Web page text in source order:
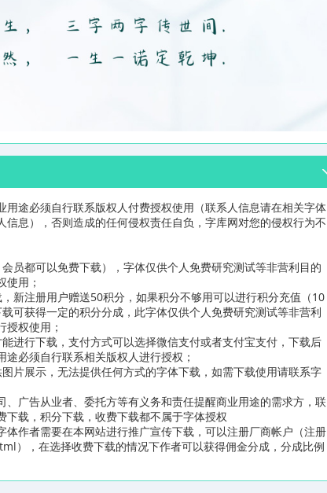
途必须自行联系版权人付费授权使用（联系人信息请在相关字体
息），否则造成的任何侵权责任自负，字库网对您的侵权行为不
员都可以免费下载），字体仅供个人免费研究测试等非营利目的
使用；
新注册用户赠送50积分，如果积分不够用可以进行积分充值（10
可获得一定的积分分成，此字体仅供个人免费研究测试等非营利
权使用；
进行下载，支付方式可以选择微信支付或者支付宝支付，下载后
必须自行联系相关版权人进行授权；
片展示，无法提供任何方式的字体下载，如需下载使用请联系字
广告从业者、委托方等有义务和责任提醒商业用途的需求方，联
载，积分下载，收费下载都不属于字体授权
作者需要在本网站进行推广宣传下载，可以注册厂商帐户（注册
，在选择收费下载的情况下作者可以获得佣金分成，分成比例